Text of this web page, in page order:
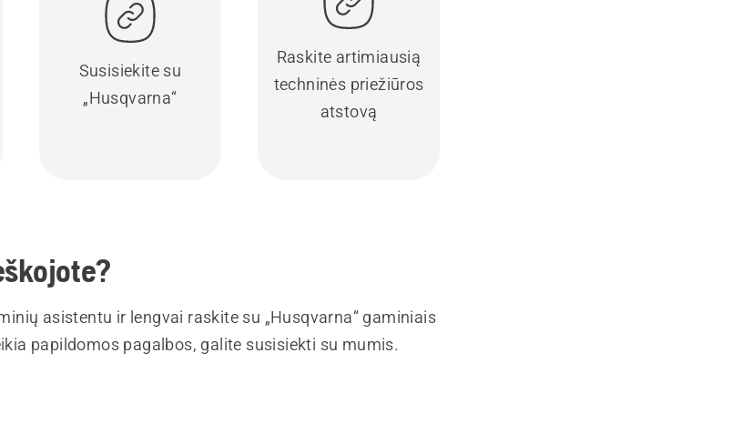
Susisiekite su
„Husqvarna“
Raskite artimiausią
techninės priežiūros
atstovą
asistentu ir lengvai raskite su „Husqvarna“ gaminiais
papildomos pagalbos, galite susisiekti su mumis.